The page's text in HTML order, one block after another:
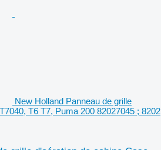
New Holland Panneau de grille
T6 T7, Puma 200 82027045 ; 8202